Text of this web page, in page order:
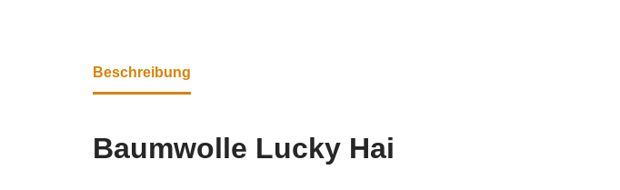
Beschreibung
Baumwolle Lucky Hai